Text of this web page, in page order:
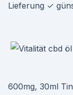
Lieferung ✓
600mg, 30ml